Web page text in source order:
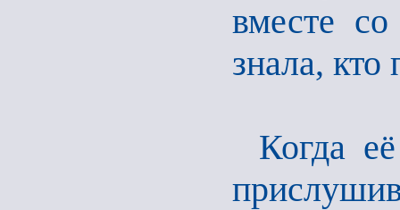
вместе
знала, кто
Когда